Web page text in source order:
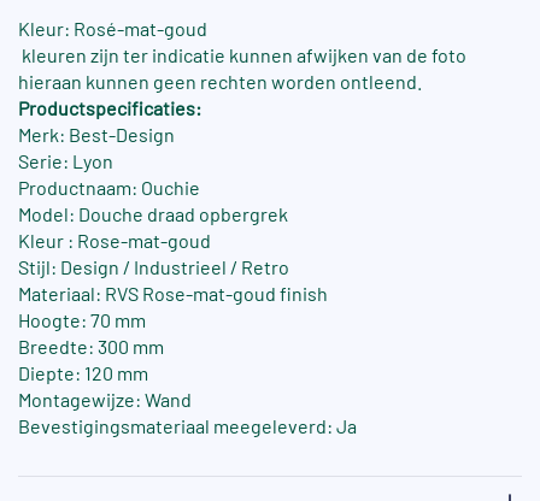
Kleur: Rosé-mat-goud
kleuren zijn ter indicatie kunnen afwijken van de foto
hieraan kunnen geen rechten worden ontleend.
Productspecificaties:
Merk: Best-Design
Serie: Lyon
Productnaam: Ouchie
Model: Douche draad opbergrek
Kleur : Rose-mat-goud
Stijl: Design / Industrieel / Retro
Materiaal: RVS Rose-mat-goud finish
Hoogte: 70 mm
Breedte: 300 mm
Diepte: 120 mm
Montagewijze: Wand
Bevestigingsmateriaal meegeleverd: Ja